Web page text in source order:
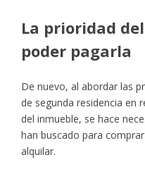
La prioridad
poder pagarla
De nuevo, al abordar las
de segunda residencia en
del inmueble, se hace
han buscado para
alquilar.